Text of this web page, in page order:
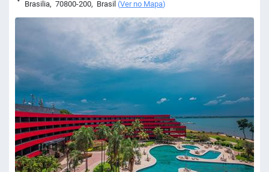
Brasilia, 70800-200, Brasil (Ver no Mapa)